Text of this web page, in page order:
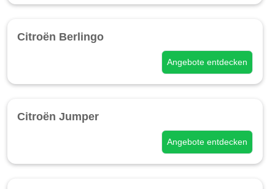
Citroën Berlingo
Angebote entdecken
Citroën Jumper
Angebote entdecken